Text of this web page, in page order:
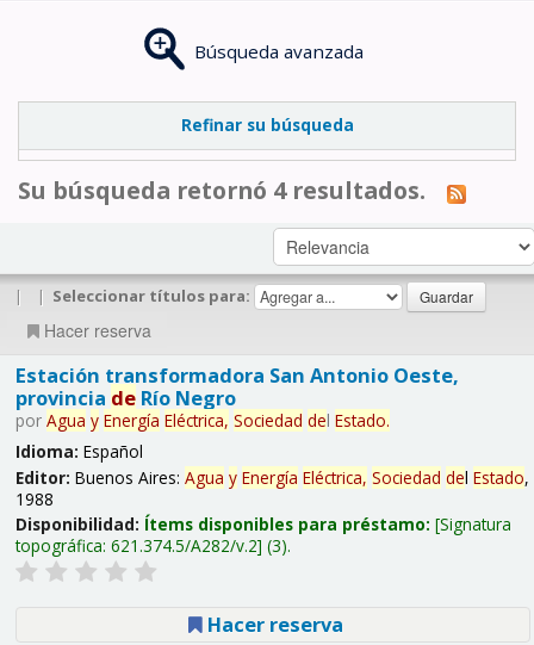
Búsqueda avanzada
Refinar su búsqueda
Su búsqueda retornó 4 resultados.
| | Seleccionar títulos para:
Hacer reserva
Estación transformadora San Antonio Oeste,
provincia deRío Negro
por Agua y Energía Eléctrica, Sociedad del Estado.
Idioma: Español
Editor: Buenos Aires: Agua y Energía Eléctrica, Sociedad del Estado,
1988
Disponibilidad: Ítems disponibles para préstamo: Signatura
topográfica: 621.374.5/A282/v.2 (3).
Hacer reserva